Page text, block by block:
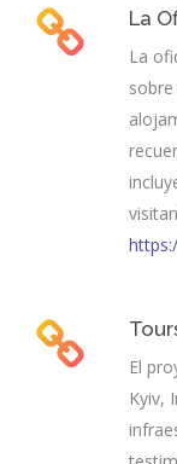
La
La
El
Kyiv,